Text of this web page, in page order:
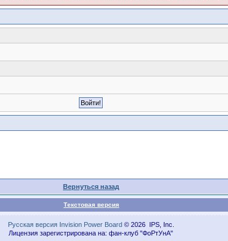
Вернуться назад
Текстовая версия
Русская версия Invision Power Board© 2026 IPS, Inc.
Лицензия зарегистрирована на: фан-клуб "ФоРтУнА"